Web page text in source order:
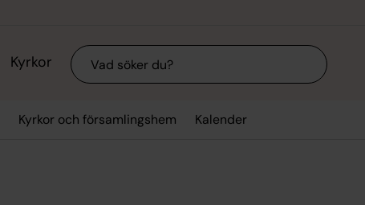
Kyrkor Sök
Kyrkor och församlingshem Kalender